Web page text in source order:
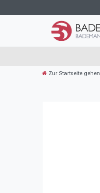
Zur Startseite gehen